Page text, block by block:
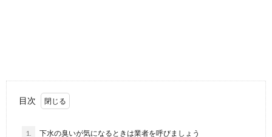
掃除手順、汚さないコツ
目次
1. 下水の臭いが気になるときは業者を呼びましょう